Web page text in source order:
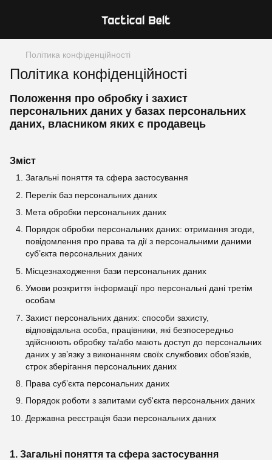
Політика конфіденційності
Політика конфіденційності
Положення про обробку і захист
персональних даних у базах персональних
даних, власником яких є продавець
Зміст
Загальні поняття та сфера застосування
Перелік баз персональних даних
Мета обробки персональних даних
Порядок обробки персональних даних: отримання згоди,
повідомлення про права та дії з персональними даними
суб’єкта персональних даних
Місцезнаходження бази персональних даних
Умови розкриття інформації про персональні дані третім
особам
Захист персональних даних: способи захисту,
відповідальна особа, працівники, які безпосередньо
здійснюють обробку та/або мають доступ до персональних
даних у зв’язку з виконанням своїх службових обов’язків,
строк зберігання персональних даних
Права суб’єкта персональних даних
Порядок роботи з запитами суб'єкта персональних даних
Державна реєстрація бази персональних даних
1. Загальні поняття та сфера застосування